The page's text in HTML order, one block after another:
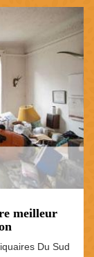
meilleur
Du Sud